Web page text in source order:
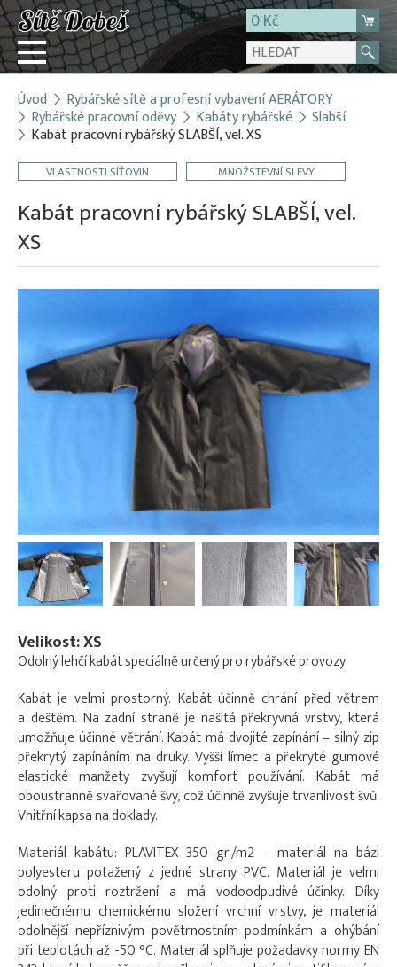
0 Kč
Přihlásit
Registrace
E-shop
O firmě
Kontakt
Úvod Rybářské sítě a profesní vybavení AERÁTORY
Rybářské pracovní oděvy Kabáty rybářské Slabší
Kabát pracovní rybářský SLABŠÍ, vel. XS
VLASTNOSTI SÍŤOVIN MNOŽSTEVNÍ SLEVY
Kabát pracovní rybářský SLABŠÍ, vel.
XS
Velikost: XS
Odolný lehčí kabát speciálně určený pro rybářské provozy.
Kabát je velmi prostorný. Kabát účinně chrání před větrem
a deštěm. Na zadní straně je našitá překryvná vrstvy, která
umožňuje účinné větrání. Kabát má dvojité zapínání – silný zip
překrytý zapínáním na druky. Vyšší límec a překryté gumové
elastické manžety zvyšují komfort používání. Kabát má
oboustranně svařované švy, což účinně zvyšuje trvanlivost švů.
Vnitřní kapsa na doklady.
Materiál kabátu: PLAVITEX 350 gr./m2 – materiál na bázi
polyesteru potažený z jedné strany PVC. Materiál je velmi
odolný proti roztržení a má vodoodpudivé účinky. Díky
jedinečnému chemickému složení vrchní vrstvy, je materiál
odolnější nepříznivým povětrnostním podmínkám a ohýbání
při teplotách až -50 °C. Materiál splňuje požadavky normy EN